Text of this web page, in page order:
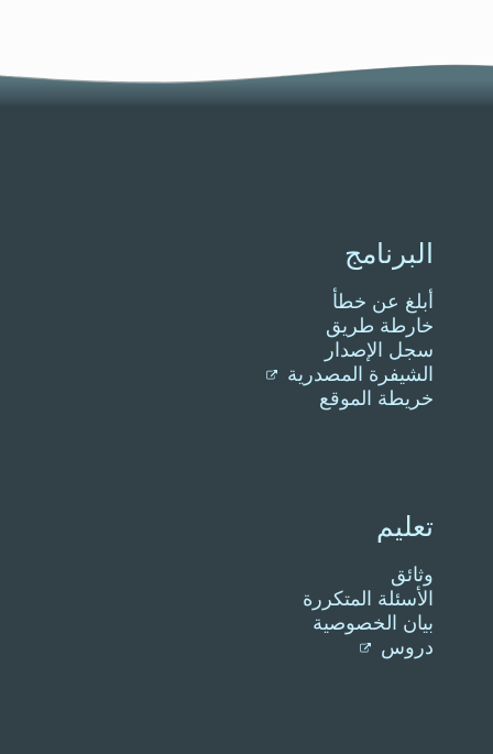
البرنامج
أبلغ عن خطأ
خارطة طريق
سجل الإصدار
الشيفرة المصدرية
خريطة الموقع
تعليم
وثائق
الأسئلة المتكررة
بيان الخصوصية
دروس